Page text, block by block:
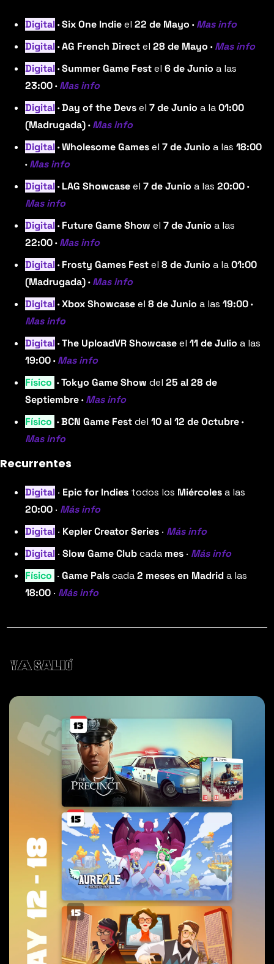
Digital · Six One Indie el 22 de Mayo · Mas info
Digital · AG French Direct el 28 de Mayo · Mas info
Digital · Summer Game Fest el 6 de Junio a las
23:00 · Mas info
Digital · Day of the Devs el 7 de Junio a la 01:00
(Madrugada) · Mas info
Digital · Wholesome Games el 7 de Junio a las 18:00
· Mas info
Digital · LAG Showcase el 7 de Junio a las
20:00 ·
Mas info
Digital · Future Game Show el 7 de Junio
22:00 · Mas info
Digital · Frosty Games Fest el 8 de Junio a la 01:00
(Madrugada) · Mas info
Digital · Xbox Showcase el 8 de Junio a las
19:00 ·
Mas info
Digital · The UploadVR Showcase el 11 de Julio a las
19:00 · Mas info
Físico · Tokyo Game Show del 25 al 28 de
Septiembre · Mas info
Físico · BCN Game Fest del
10 al 12 de Octubre ·
Mas info
Recurrentes
Digital · Epic for Indies todos los Miércoles
20:00 · Más info
Digital · Kepler Creator Series · Más info
Digital · Slow Game Club cada mes · Más info
Físico · Game Pals cada 2 meses en Madrid
18:00 · Más info